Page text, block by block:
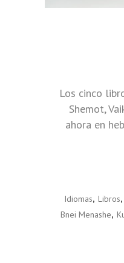
Los cinco
Shemot,
ahora en
Idiomas, Libros,
Bnei Menashe,